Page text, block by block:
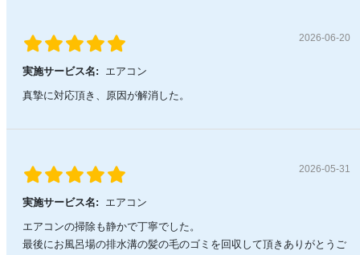
2026-06-20
実施サービス名:
エアコン
真摯に対応頂き、原因が解消した。
2026-05-31
実施サービス名:
エアコン
エアコンの掃除も静かで丁寧でした。
最後にお風呂場の排水溝の髪の毛のゴミを回収して頂きありがとうご